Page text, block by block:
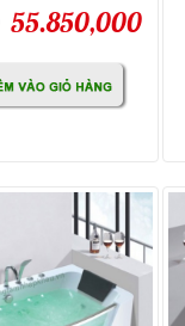
55.850,000